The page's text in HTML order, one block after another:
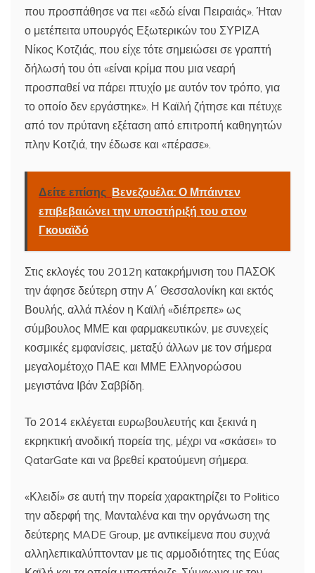
που προσπάθησε να πει «εδώ είναι Πειραιάς». Ήταν
ο μετέπειτα υπουργός Εξωτερικών του ΣΥΡΙΖΑ
Νίκος Κοτζιάς, που είχε τότε σημειώσει σε γραπτή
δήλωσή του ότι «είναι κρίμα που μια νεαρή
προσπαθεί να πάρει πτυχίο με αυτόν τον τρόπο, για
το οποίο δεν εργάστηκε». Η Καϊλή ζήτησε και πέτυχε
από τον πρύτανη εξέταση από επιτροπή καθηγητών
πλην Κοτζιά, την έδωσε και «πέρασε».
Δείτε επίσης Βενεζουέλα: Ο Μπάιντεν
επιβεβαιώνει την υποστήριξή του στον
Γκουαϊδό
Στις εκλογές του 2012η κατακρήμνιση του ΠΑΣΟΚ
την άφησε δεύτερη στην Α΄ Θεσσαλονίκη και εκτός
Βουλής, αλλά πλέον η Καϊλή «διέπρεπε» ως
σύμβουλος ΜΜΕ και φαρμακευτικών, με συνεχείς
κοσμικές εμφανίσεις, μεταξύ άλλων με τον σήμερα
μεγαλομέτοχο ΠΑΕ και ΜΜΕ Ελληνορώσου
μεγιστάνα Ιβάν Σαββίδη.
Το 2014 εκλέγεται ευρωβουλευτής και ξεκινά η
εκρηκτική ανοδική πορεία της, μέχρι να «σκάσει» το
QatarGate και να βρεθεί κρατούμενη σήμερα.
«Κλειδί» σε αυτή την πορεία χαρακτηρίζει το Politico
την αδερφή της, Μανταλένα και την οργάνωση της
δεύτερης MADE Group, με αντικείμενα που συχνά
αλληλεπικαλύπτονταν με τις αρμοδιότητες της Εύας